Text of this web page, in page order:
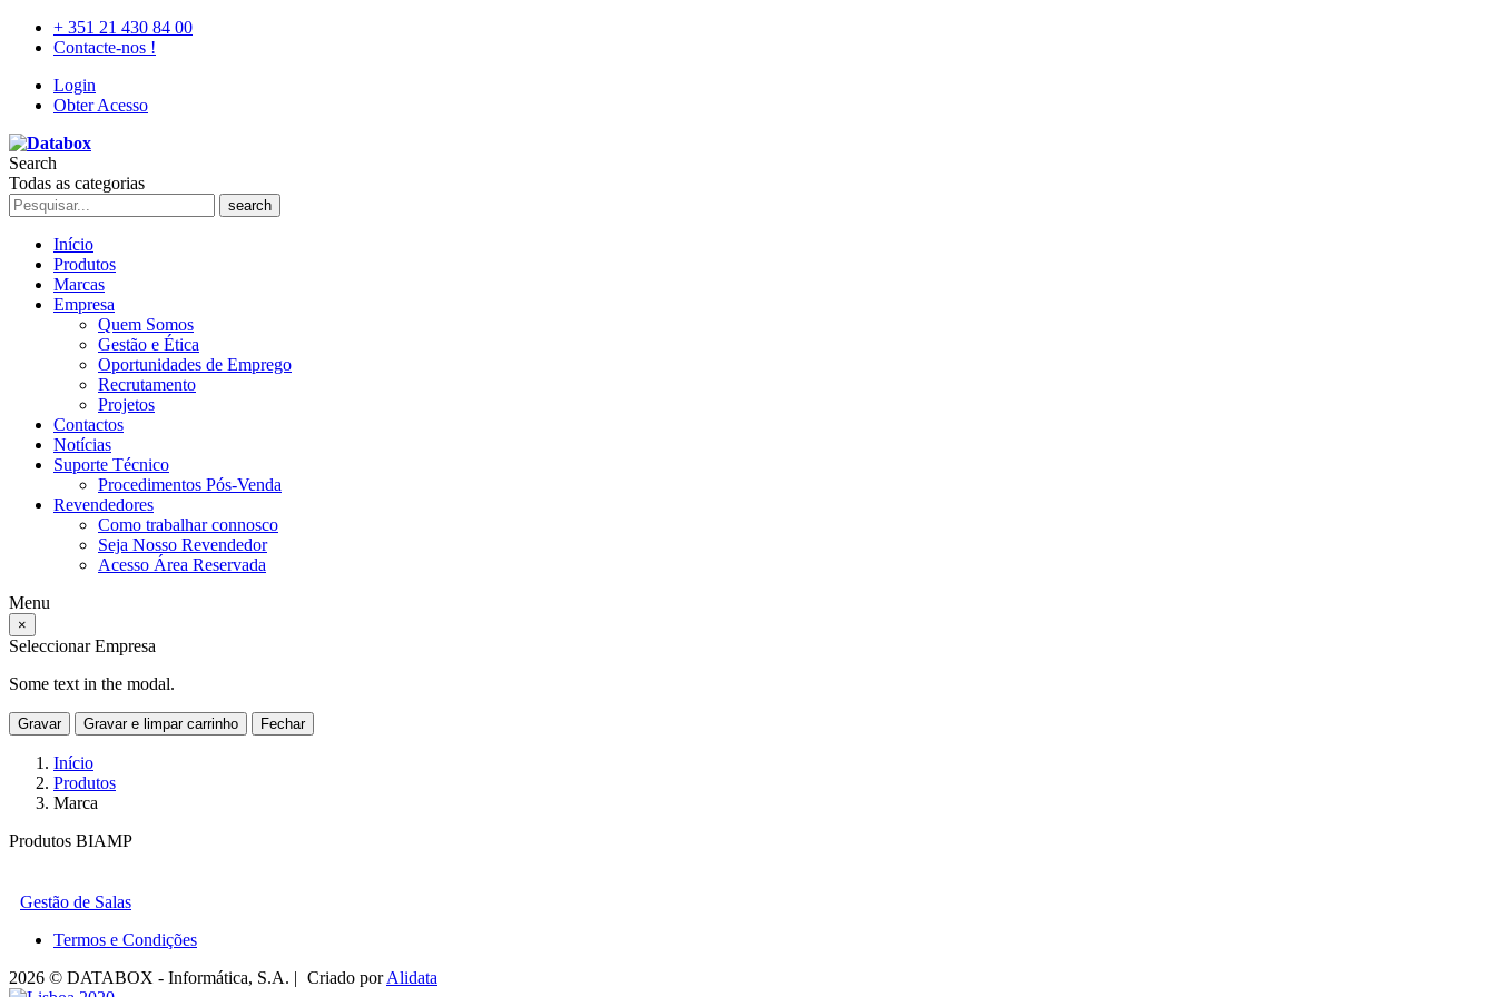
+ 351 21 430 84 00
Contacte-nos !
Login
Obter Acesso
Search
Todas as categorias
search
Início
Produtos
Marcas
Empresa
Quem Somos
Gestão e Ética
Oportunidades de Emprego
Recrutamento
Projetos
Contactos
Notícias
Suporte Técnico
Procedimentos Pós-Venda
Revendedores
Como trabalhar connosco
Seja Nosso Revendedor
Acesso Área Reservada
Menu
×
Seleccionar Empresa
Some text in the modal.
Gravar Gravar e limpar carrinho Fechar
Início
Produtos
Marca
Produtos BIAMP
Gestão de Salas
Termos e Condições
2026 © DATABOX - Informática, S.A. | Criado porAlidata